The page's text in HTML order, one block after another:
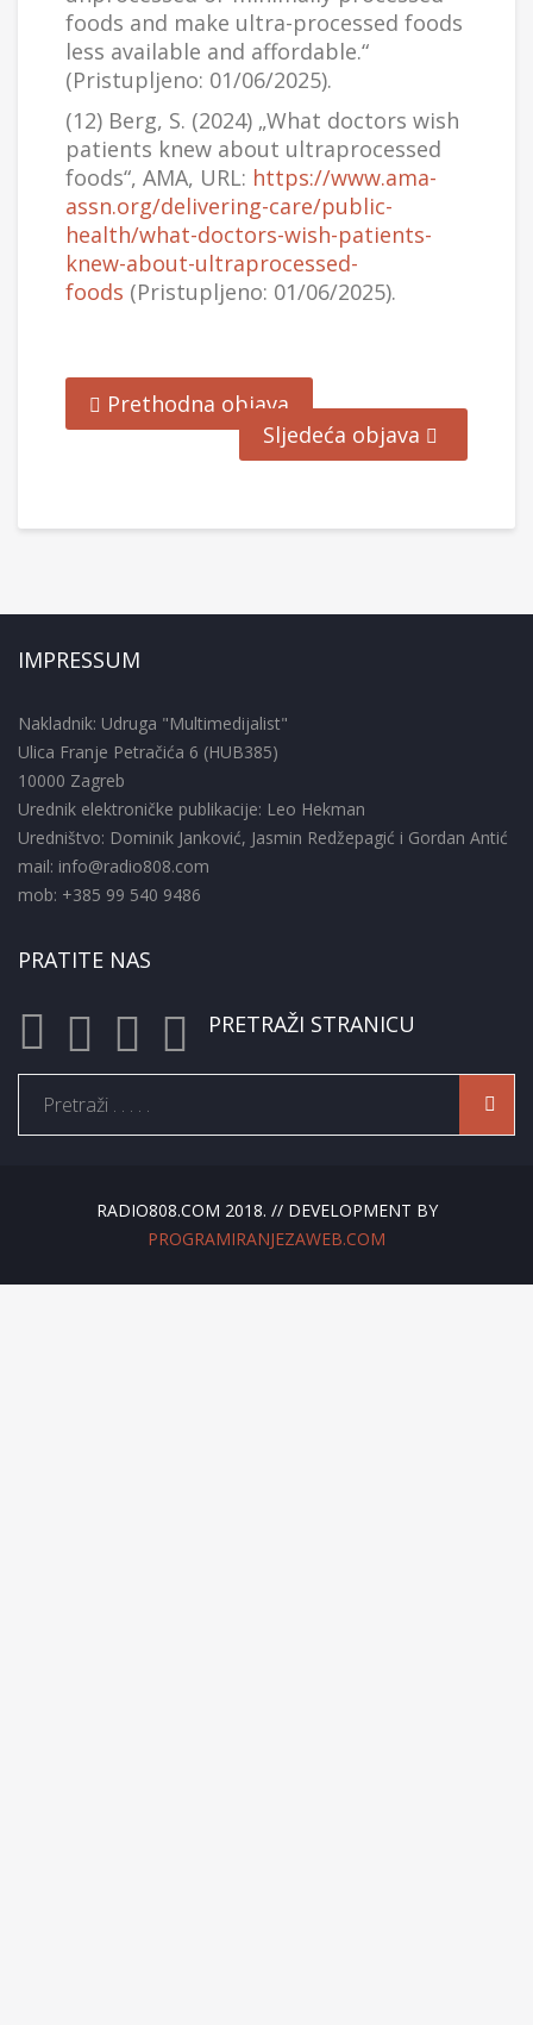
foods and make ultra-processed foods
less available and affordable.“
(Pristupljeno: 01/06/2025).
(12) Berg, S. (2024) „What doctors wish
patients knew about ultraprocessed
foods“, AMA, URL: https://www.ama-
assn.org/delivering-care/public-
health/what-doctors-wish-patients-
knew-about-ultraprocessed-
foods (Pristupljeno: 01/06/2025).
Prethodna objava
Sljedeća objava
IMPRESSUM
Nakladnik: Udruga "Multimedijalist"
Ulica Franje Petračića 6 (HUB385)
10000 Zagreb
Urednik elektroničke publikacije: Leo Hekman
Uredništvo: Dominik Janković, Jasmin Redžepagić i Gordan Antić
mail: info@radio808.com
mob: +385 99 540 9486
PRATITE NAS
PRETRAŽI STRANICU
RADIO808.COM 2018. // DEVELOPMENT BY
PROGRAMIRANJEZAWEB.COM